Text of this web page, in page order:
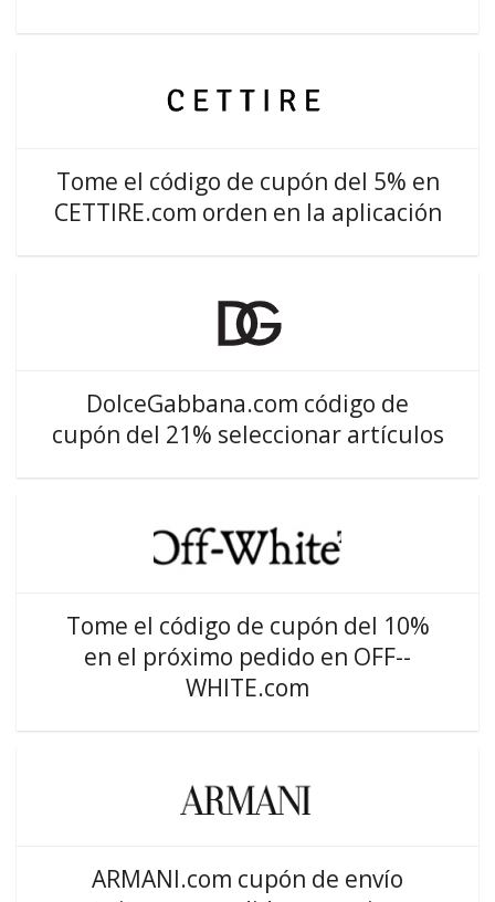
Tome el código de cupón del 5% en
CETTIRE.com orden en la aplicación
DolceGabbana.com código de
cupón del 21% seleccionar artículos
Tome el código de cupón del 10%
en el próximo pedido en OFF--
WHITE.com
ARMANI.com cupón de envío